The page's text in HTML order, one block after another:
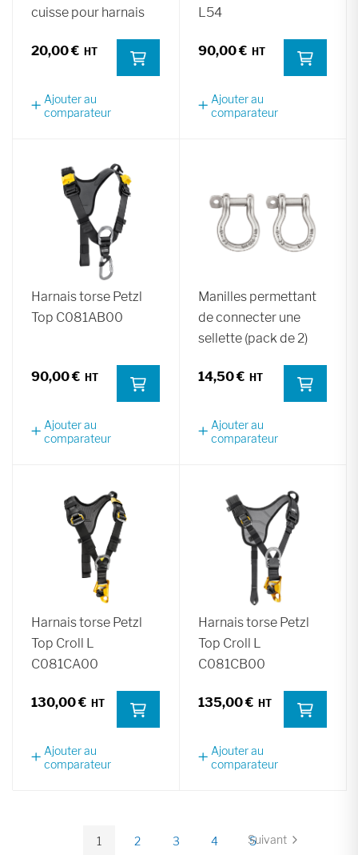
cuisse pour harnais
20,00 €
Ajouter au
comparateur
L54
90,00 €
Ajouter au
comparateur
Harnais torse Petzl
Top C081AB00
90,00 €
Ajouter au
comparateur
Manilles permettant
de connecter une
sellette (pack de 2)
14,50 €
Ajouter au
comparateur
Harnais torse Petzl
Top Croll L
C081CA00
130,00 €
Ajouter au
comparateur
Harnais torse Petzl
Top Croll L
C081CB00
135,00 €
Ajouter au
comparateur
Vous
1 Page
2 Page
3 Page
4 Page
5 Page
Suivant